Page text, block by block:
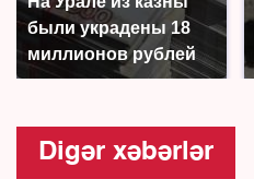
были украдены 18
миллионов рублей
Digər xəbərlər